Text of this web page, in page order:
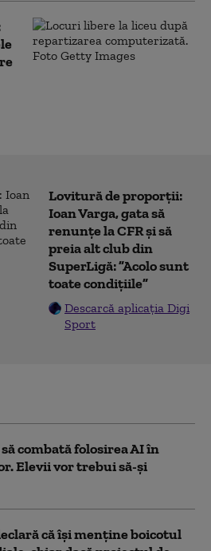
Lovitură de proporții:
Ioan Varga, gata să
renunțe la CFR și să
preia alt club din
SuperLigă: ”Acolo sunt
toate condițiile”
Descarcă aplicația Digi
Sport
combată folosirea AI în
Elevii vor trebui să-şi
că îşi menţine boicotul